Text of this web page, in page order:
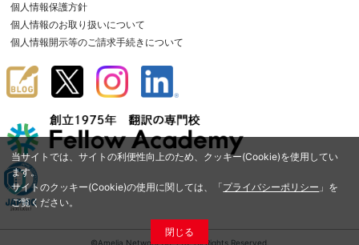
当サイトでは、サイトの利便性向上のため、クッキー(Cookie)を使用してい
ます。
サイトのクッキー(Cookie)の使用に関しては、「プライバシーポリシー 」を
ご覧ください。
閉じる
個人情報保護方針
個人情報のお取り扱いについて
個人情報開示等のご請求手続きについて
©Amelia Network Co.,Ltd. All Rights Reserved.